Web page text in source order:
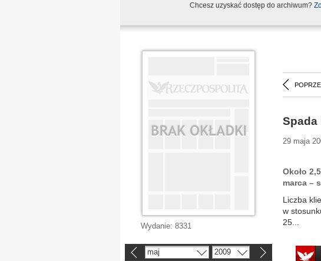
Chcesz uzyskać dostęp do archiwum?
Spada
29 maja
Około
marca –
Liczba
w
25...
Wydanie: 8331
maj 2009